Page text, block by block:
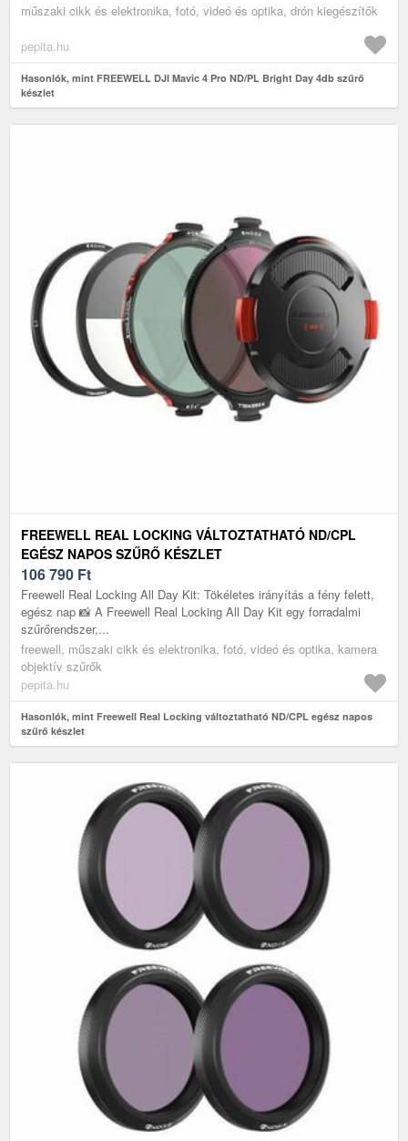
műszaki cikk és elektronika, fotó, videó és optika, drón kiegészítők
pepita.hu
Hasonlók, mint FREEWELL DJI Mavic 4 Pro ND/PL Bright Day 4db szűrő
készlet
FREEWELL REAL LOCKING VÁLTOZTATHATÓ ND/CPL
EGÉSZ NAPOS SZŰRŐ KÉSZLET
106 790 Ft
Freewell Real Locking All Day Kit: Tökéletes irányítás a fény felett,
egész nap 📸 A Freewell Real Locking All Day Kit egy forradalmi
szűrőrendszer,...
freewell, műszaki cikk és elektronika, fotó, videó és optika, kamera
objektív szűrők
pepita.hu
Hasonlók, mint Freewell Real Locking változtatható ND/CPL egész napos
szűrő készlet